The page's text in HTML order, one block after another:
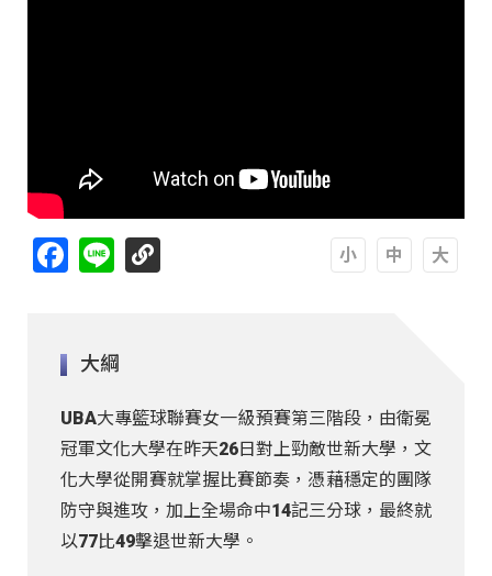
Facebook
Line
大綱
UBA大專籃球聯賽女一級預賽第三階段，由衛冕
冠軍文化大學在昨天26日對上勁敵世新大學，文
化大學從開賽就掌握比賽節奏，憑藉穩定的團隊
防守與進攻，加上全場命中14記三分球，最終就
以77比49擊退世新大學。